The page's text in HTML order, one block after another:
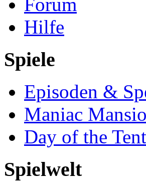
Hilfe
Spiele
Episoden &
Maniac
Day of the
Spielwelt